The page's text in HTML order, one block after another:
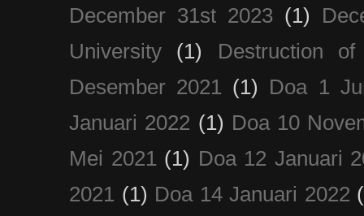
December 31st 2023 (1)
University
(1)
Destruction
Desember 2021 (1)
Doa 1
Januari 2022 (1) Doa 10
Mei 2021 (1) Doa 12 Januari
2021 (1) Doa 14 Januari 2022